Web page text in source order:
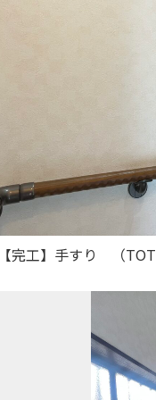
【完工】手すり （